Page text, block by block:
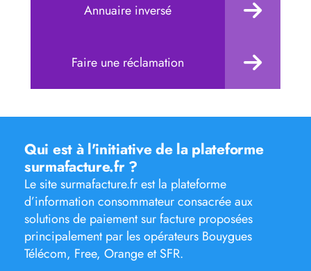
Annuaire inversé
Faire une réclamation
Qui est à l'initiative de la plateforme
surmafacture.fr ?
Le site surmafacture.fr est la plateforme
d’information consommateur consacrée aux
solutions de paiement sur facture proposées
principalement par les opérateurs Bouygues
Télécom, Free, Orange et SFR.